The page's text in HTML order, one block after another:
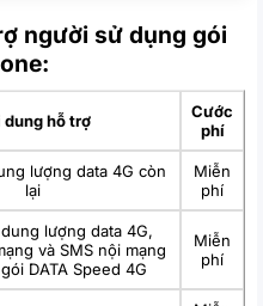
người sử dụng gói
dung hỗ trợ
Cước
phí
lượng data 4G còn
lại
Miễn
phí
lượng data 4G,
và SMS nội mạng
DATA Speed 4G
Miễn
phí